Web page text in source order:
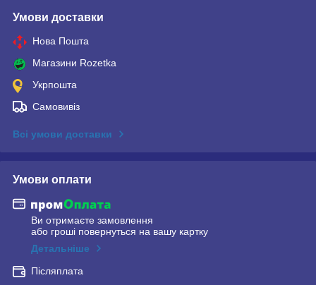
Умови доставки
Нова Пошта
Магазини Rozetka
Укрпошта
Самовивіз
Всі умови доставки
Умови оплати
Ви отримаєте замовлення
або гроші повернуться на вашу картку
Детальніше
Післяплата